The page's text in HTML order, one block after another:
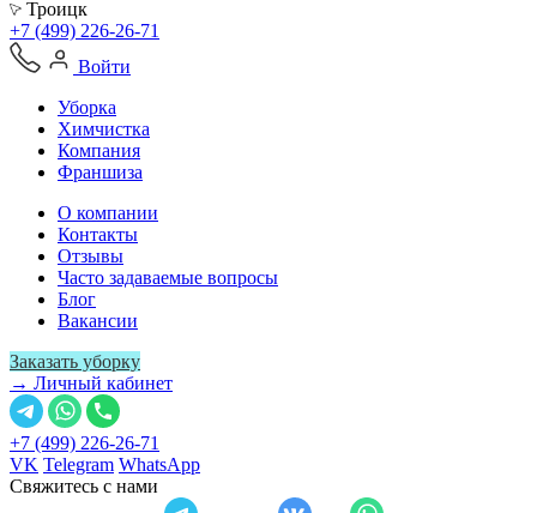
Троицк
+7 (499) 226-26-71
Войти
Уборка
Химчистка
Компания
Франшиза
О компании
Контакты
Отзывы
Часто задаваемые вопросы
Блог
Вакансии
Заказать уборку
→ Личный кабинет
+7 (499) 226-26-71
VK Telegram WhatsApp
Свяжитесь с нами